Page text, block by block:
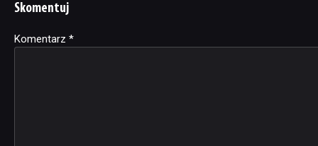
Skomentuj
Komentarz *
Alternative: